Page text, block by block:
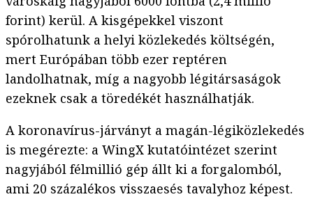
forint) kerül. A kisgépekkel viszont
spórolhatunk a helyi közlekedés költségén,
mert Európában több ezer reptéren
landolhatnak, míg a nagyobb légitársaságok
ezeknek csak a töredékét használhatják.
A koronavírus-járványt a magán-légiközlekedés
is megérezte: a WingX kutatóintézet szerint
nagyjából félmillió gép állt ki a forgalomból,
ami 20 százalékos visszaesés tavalyhoz képest.